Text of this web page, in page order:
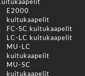
E2000
kuitukaapelit
FC-SC kuitukaapelit
LC-LC kuitukaapelit
MU-LC
kuitukaapelit
MU-SC
kuitukaapelit